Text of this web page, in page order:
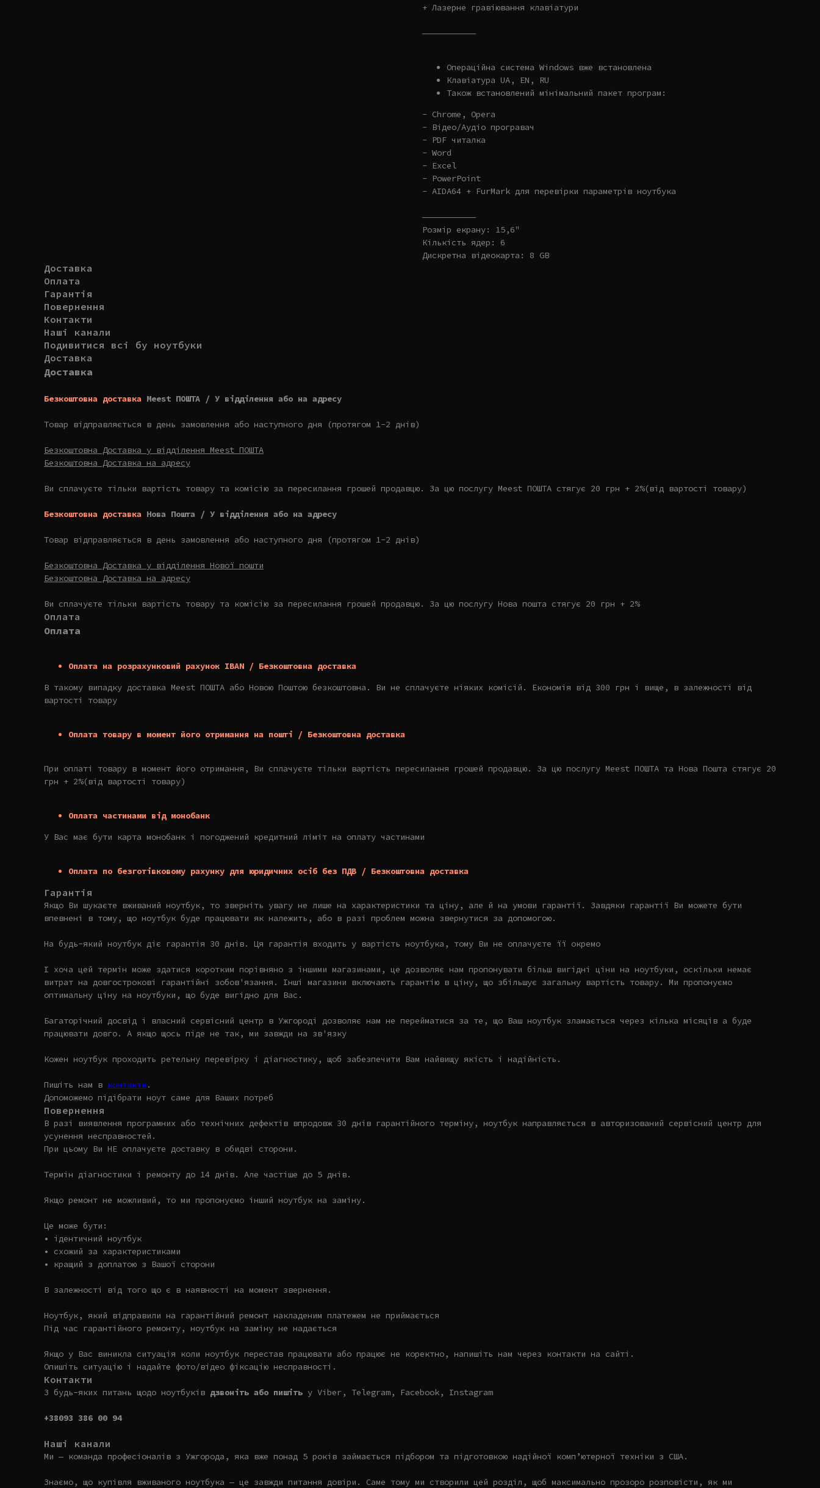
+ Лазерне гравіювання клавіатури
———————————
Операційна система Windows вже встановлена
Клавіатура UA, EN, RU
Також встановлений мінімальний пакет програм:
- Chrome, Opera
- Відео/Аудіо програвач
- PDF читалка
- Word
- Excel
- PowerPoint
- AIDA64 + FurMark для перевірки параметрів ноутбука
———————————
Розмір екрану: 15,6"
Кількість ядер: 6
Дискретна відеокарта: 8 GB
Доставка
Оплата
Гарантія
Повернення
Контакти
Наші канали
Подивитися всі бу ноутбуки
Доставка
Доставка
Безкоштовна доставка Meest ПОШТА / У відділення або на адресу
Товар відправляється в день замовлення або наступного дня (протягом 1-2 днів)
Безкоштовна Доставка у відділення Meest ПОШТА
Безкоштовна Доставка на адресу
Ви сплачуєте тільки вартість товару та комісію за пересилання грошей продавцю. За цю послугу Meest ПОШТА стягує 20 грн + 2%(від вартості товару)
Безкоштовна доставка Нова Пошта / У відділення або на адресу
Товар відправляється в день замовлення або наступного дня (протягом 1-2 днів)
Безкоштовна Доставка у відділення Нової пошти
Безкоштовна Доставка на адресу
Ви сплачуєте тільки вартість товару та комісію за пересилання грошей продавцю. За цю послугу Нова пошта стягує 20 грн + 2%
Оплата
Оплата
Оплата на розрахунковий рахунок IBAN / Безкоштовна доставка
В такому випадку доставка Meest ПОШТА або Новою Поштою безкоштовна. Ви не сплачуєте ніяких комісій. Економія від 300 грн і вище, в залежності від
вартості товару
Оплата товару в момент його отримання на пошті / Безкоштовна доставка
При оплаті товару в момент його отримання, Ви сплачуєте тільки вартість пересилання грошей продавцю. За цю послугу Meest ПОШТА та Нова Пошта стягує 20
грн + 2%(від вартості товару)
Оплата частинами від монобанк
У Вас має бути карта монобанк і погоджений кредитний ліміт на оплату частинами
Оплата по безготівковому рахунку для юридичних осіб без ПДВ / Безкоштовна доставка
Гарантія
Якщо Ви шукаєте вживаний ноутбук, то зверніть увагу не лише на характеристики та ціну, але й на умови гарантії. Завдяки гарантії Ви можете бути
впевнені в тому, що ноутбук буде працювати як належить, або в разі проблем можна звернутися за допомогою.
На будь-який ноутбук діє гарантія 30 днів. Ця гарантія входить у вартість ноутбука, тому Ви не оплачуєте її окремо
І хоча цей термін може здатися коротким порівняно з іншими магазинами, це дозволяє нам пропонувати більш вигідні ціни на ноутбуки, оскільки немає
витрат на довгострокові гарантійні зобов'язання. Інші магазини включають гарантію в ціну, що збільшує загальну вартість товару. Ми пропонуємо
оптимальну ціну на ноутбуки, що буде вигідно для Вас.
Багаторічний досвід і власний сервісний центр в Ужгороді дозволяє нам не перейматися за те, що Ваш ноутбук зламається через кілька місяців а буде
працювати довго. А якщо щось піде не так, ми завжди на зв'язку
Кожен ноутбук проходить ретельну перевірку і діагностику, щоб забезпечити Вам найвищу якість і надійність.
Пишіть нам в контакти .
Допоможемо підібрати ноут саме для Ваших потреб
Повернення
В разі виявлення програмних або технічних дефектів впродовж 30 днів гарантійного терміну, ноутбук направляється в авторизований сервісний центр для
усунення несправностей.
При цьому Ви НЕ оплачуєте доставку в обидві сторони.
Термін діагностики і ремонту до 14 днів. Але частіше до 5 днів.
Якщо ремонт не можливий, то ми пропонуємо інший ноутбук на заміну.
Це може бути:
• ідентичний ноутбук
• схожий за характеристиками
• кращий з доплатою з Вашої сторони
В залежності від того що є в наявності на момент звернення.
Ноутбук, який відправили на гарантійний ремонт накладеним платежем не приймається
Під час гарантійного ремонту, ноутбук на заміну не надається
Якщо у Вас виникла ситуація коли ноутбук перестав працювати або працює не коректно, напишіть нам через контакти на сайті.
Опишіть ситуацію і надайте фото/відео фіксацію несправності.
Контакти
З будь-яких питань щодо ноутбуків дзвоніть або пишіть у Viber, Telegram, Facebook, Instagram
+38093 386 00 94
Наші канали
Ми — команда професіоналів з Ужгорода, яка вже понад 5 років займається підбором та підготовкою надійної комп’ютерної техніки з США.
Знаємо, що купівля вживаного ноутбука — це завжди питання довіри. Саме тому ми створили цей розділ, щоб максимально прозоро розповісти, як ми